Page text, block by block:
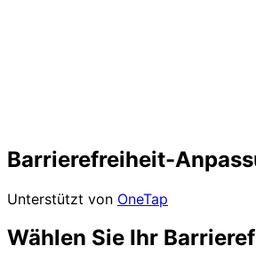
Barrierefreiheit-
Unterstützt von OneTap
Wählen Sie Ihr